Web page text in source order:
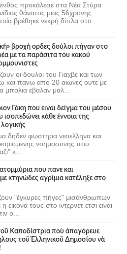
προκάλεσε στα Νέα Στύρα
θάνατος μιας 56χρονης
βρέθηκε νεκρή δίπλα στο
βροχή ορδες δούλοι πήγαν στο
με τα παράσιτα του κακού
οι δουλοι του Γιαχβε και των
και πανω απο 20 αιωνες ουτε με
μπολια εβαλαν μαλ...
Γάκη που ειναι δείγμα του μέσου
ισοπεδώνει κάθε έννοια της
δηδεν φωστηρα νεοελληνα και
νοημοσυνης που
κ...
που πανε και
κτηνώδες αγρίμια κατέληξε στο
"έγκυρες πήγες" μισάνθρωπων
εικονα τους στο ιντερνετ ετσι ειναι
ο...
Καποδίστρια ποὺ ἀπαγόρευε
τοῦ Ἑλληνικοῦ Δημοσίου νὰ